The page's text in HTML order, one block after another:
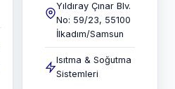
Yıldıray Çınar Blv.
No: 59/23, 55100
İlkadım/Samsun
Isıtma & Soğutma
Sistemleri